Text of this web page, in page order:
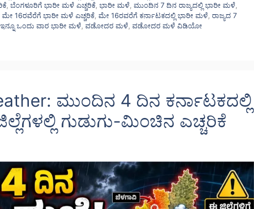
, ಬೆಂಗಳೂರಿಗೆ ಭಾರೀ ಮಳೆ ಎಚ್ಚರಿಕೆ, ಭಾರೀ ಮಳೆ, ಮುಂದಿನ 7 ದಿನ ರಾಜ್ಯದಲ್ಲಿ ಭಾರೀ ಮಳೆ,
16ರವೆರೆಗೆ ಭಾರೀ ಮಳೆ ಎಚ್ಚರಿಕೆ, ಮೇ 16ರವರೆಗೆ ಕರ್ನಾಟಕದಲ್ಲಿ ಭಾರೀ ಮಳೆ, ರಾಜ್ಯದ 7
ಇನ್ನೂ ಒಂದು ವಾರ ಭಾರೀ ಮಳೆ, ವಡೋದರ ಮಳೆ, ವಡೋದರ ಮಳೆ ವಿಡಿಯೋ
ಮುಂದಿನ 4 ದಿನ ಕರ್ನಾಟಕದಲ್ಲಿ
ಗುಡುಗು-ಮಿಂಚಿನ ಎಚ್ಚರಿಕೆ